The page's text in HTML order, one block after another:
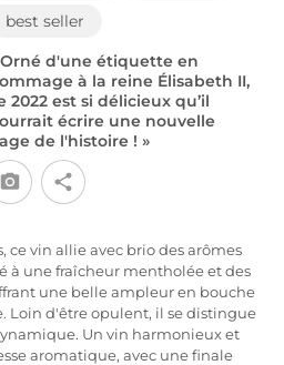
best seller
Orné d'une étiquette en
à la reine Élisabeth II,
2022 est si délicieux qu’il
écrire une nouvelle
de l'histoire ! »
ce vin allie avec brio des arômes
à une fraîcheur mentholée et des
une belle ampleur en bouche
Loin d'être opulent, il se distingue
Un vin harmonieux et
aromatique, avec une finale